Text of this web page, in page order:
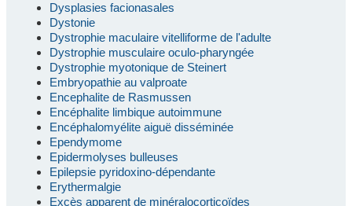
Dysplasies facionasales
Dystonie
Dystrophie maculaire vitelliforme de l'adulte
Dystrophie musculaire oculo-pharyngée
Dystrophie myotonique de Steinert
Embryopathie au valproate
Encephalite de Rasmussen
Encéphalite limbique autoimmune
Encéphalomyélite aiguë disséminée
Ependymome
Epidermolyses bulleuses
Epilepsie pyridoxino-dépendante
Erythermalgie
Excès apparent de minéralocorticoïdes